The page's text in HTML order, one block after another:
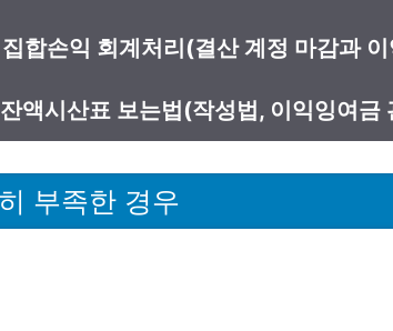
집합손익 회계처리(결산 계정 마감과
액시산표 보는법(작성법, 이익잉여금
부족한 경우